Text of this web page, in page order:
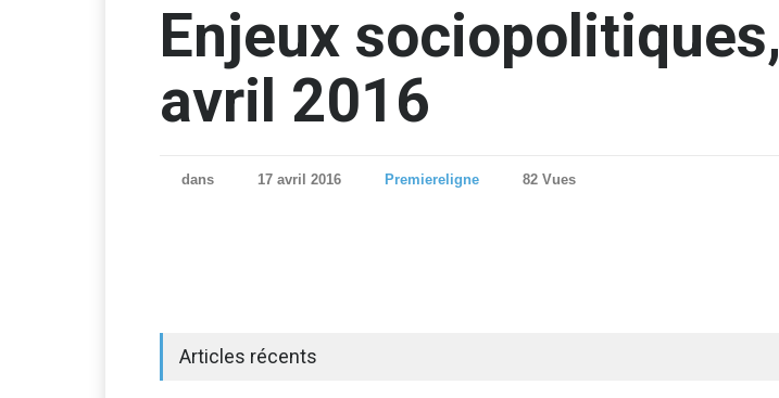
Enjeux sociopolitiques,
avril 2016
dans 17 avril 2016 Premiereligne 82 Vues
Articles récents